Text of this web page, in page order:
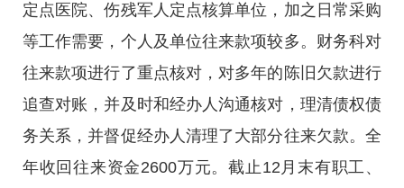
定点医院、伤残军人定点核算单位，加之日常采购
等工作需要，个人及单位往来款项较多。财务科对
往来款项进行了重点核对，对多年的陈旧欠款进行
追查对账，并及时和经办人沟通核对，理清债权债
务关系，并督促经办人清理了大部分往来欠款。全
年收回往来资金2600万元。截止12月末有职工、